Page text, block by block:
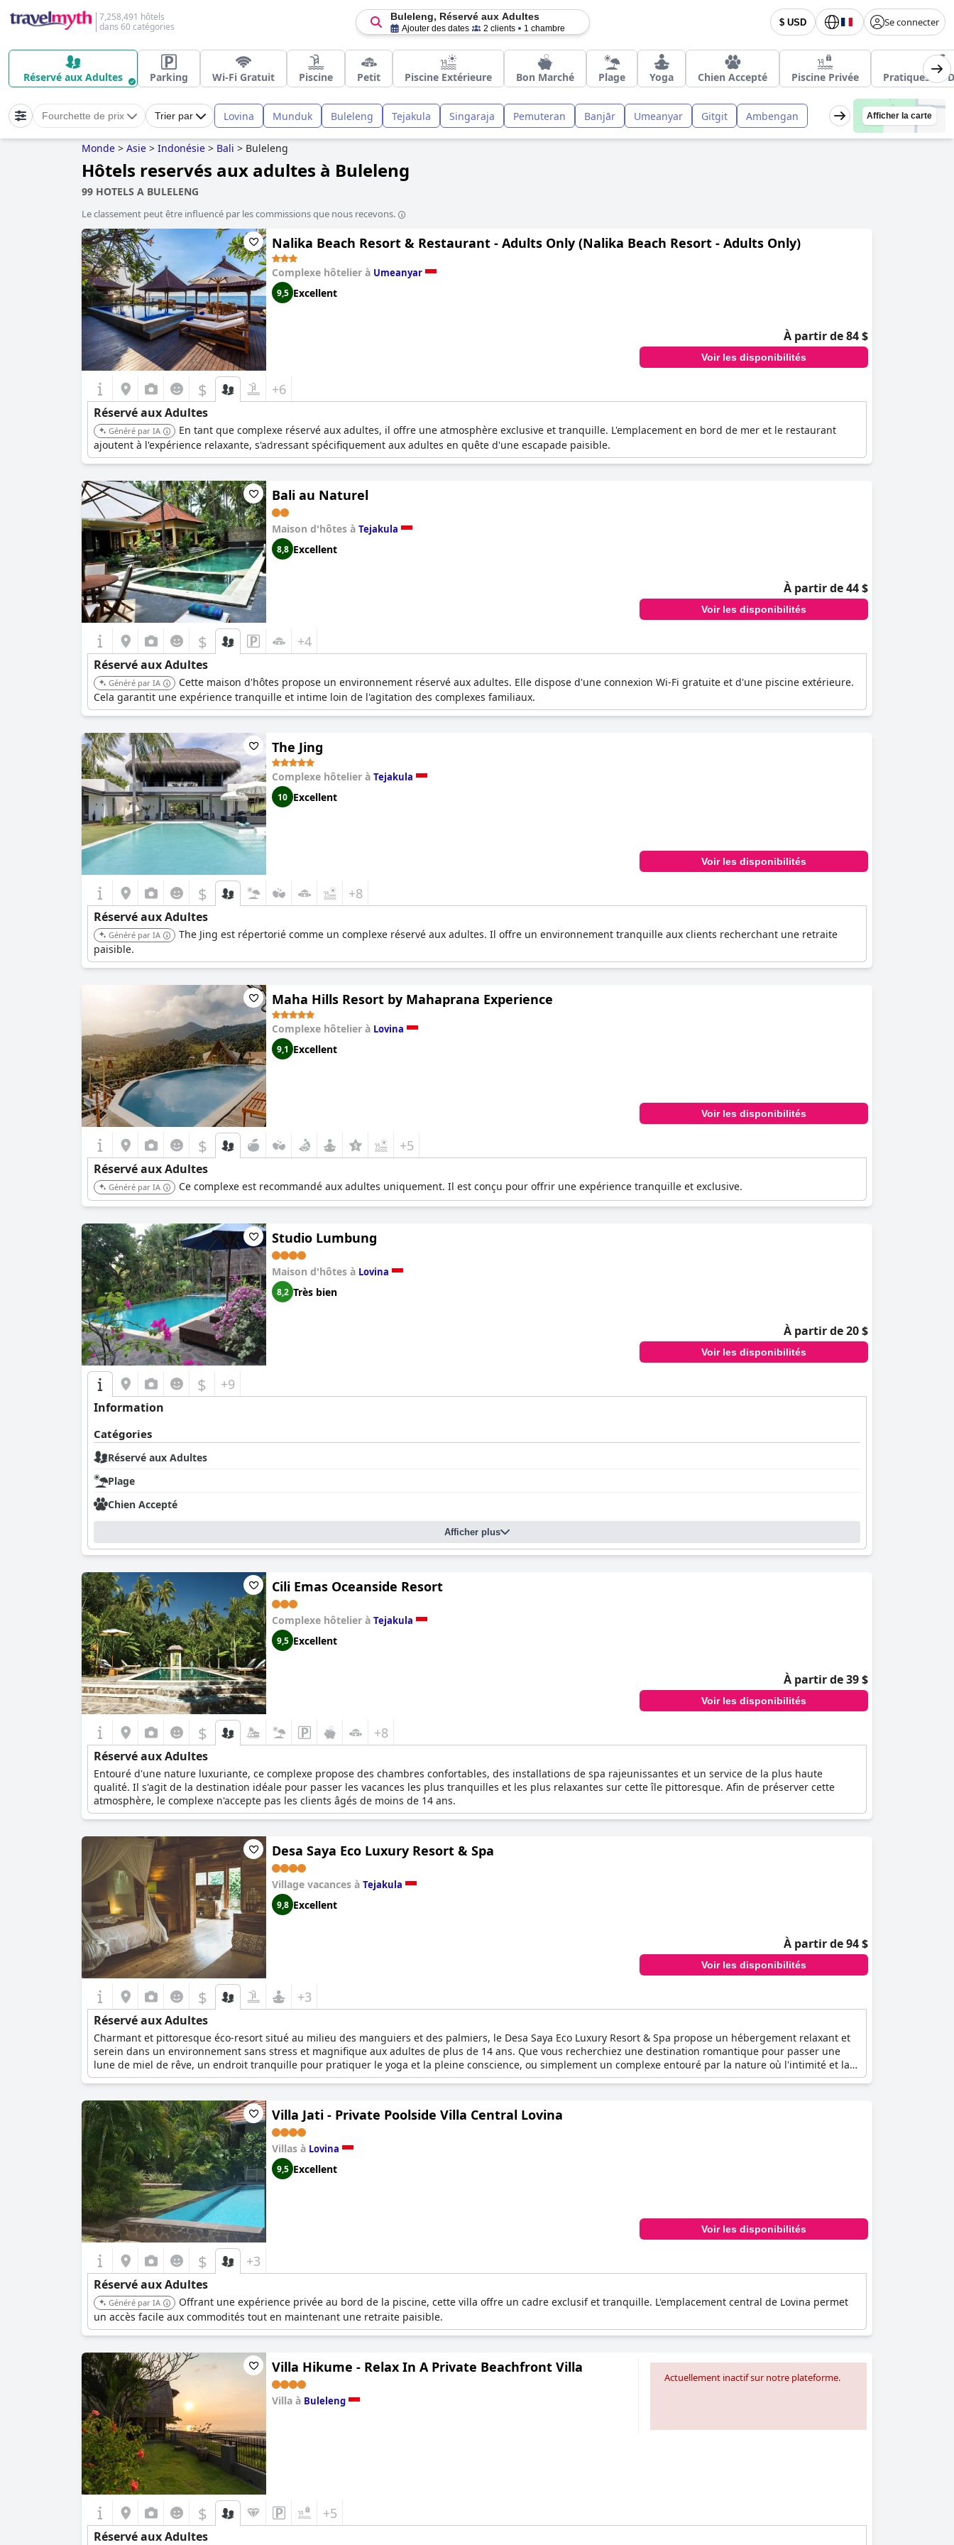
7,258,491 hôtels
dans 60 catégories
$ USD Se connecter
Buleleng, Réservé aux Adultes
Ajouter des dates 2 clients 1 chambre
Réservé aux Adultes Parking Wi-Fi Gratuit Piscine Petit Piscine Extérieure Bon Marché Plage Yoga Chien Accepté Piscine Privée Pratiques de
Fourchette de prix Trier par Lovina Munduk Buleleng Tejakula Singaraja Pemuteran Banjār Umeanyar Gitgit Ambengan Afficher la carte
Monde > Asie > Indonésie > Bali > Buleleng
Hôtels reservés aux adultes à Buleleng
99 HOTELS A BULELENG
Le classement peut être influencé par les commissions que nous recevons.
Nalika Beach Resort & Restaurant - Adults Only (Nalika Beach Resort - Adults Only)
Complexe hôtelier à Umeanyar
9,5 Excellent
À partir de 84 $
Voir les disponibilités
$ +6
Réservé aux Adultes
Généré par IA
En tant que complexe réservé aux adultes, il offre une atmosphère exclusive et tranquille. L'emplacement en bord de mer et le restaurant
ajoutent à l'expérience relaxante, s'adressant spécifiquement aux adultes en quête d'une escapade paisible.
Bali au Naturel
Maison d'hôtes à Tejakula
8,8 Excellent
À partir de 44 $
Voir les disponibilités
$ +4
Réservé aux Adultes
Généré par IA
Cette maison d'hôtes propose un environnement réservé aux adultes. Elle dispose d'une connexion Wi-Fi gratuite et d'une piscine extérieure.
Cela garantit une expérience tranquille et intime loin de l'agitation des complexes familiaux.
The Jing
Complexe hôtelier à Tejakula
10 Excellent
Voir les disponibilités
$ +8
Réservé aux Adultes
Généré par IA
The Jing est répertorié comme un complexe réservé aux adultes. Il offre un environnement tranquille aux clients recherchant une retraite
paisible.
Maha Hills Resort by Mahaprana Experience
Complexe hôtelier à Lovina
9,1 Excellent
Voir les disponibilités
$ +5
Réservé aux Adultes
Généré par IA Ce complexe est recommandé aux adultes uniquement. Il est conçu pour offrir une expérience tranquille et exclusive.
Studio Lumbung
Maison d'hôtes à Lovina
8,2 Très bien
À partir de 20 $
Voir les disponibilités
$ +9
Information
Catégories
Réservé aux Adultes
Plage
Chien Accepté
Afficher plus
Cili Emas Oceanside Resort
Complexe hôtelier à Tejakula
9,5 Excellent
À partir de 39 $
Voir les disponibilités
$ +8
Réservé aux Adultes
Entouré d'une nature luxuriante, ce complexe propose des chambres confortables, des installations de spa rajeunissantes et un service de la plus haute
qualité. Il s'agit de la destination idéale pour passer les vacances les plus tranquilles et les plus relaxantes sur cette île pittoresque. Afin de préserver cette
atmosphère, le complexe n'accepte pas les clients âgés de moins de 14 ans.
Desa Saya Eco Luxury Resort & Spa
Village vacances à Tejakula
9,8 Excellent
À partir de 94 $
Voir les disponibilités
$ +3
Réservé aux Adultes
Charmant et pittoresque éco-resort situé au milieu des manguiers et des palmiers, le Desa Saya Eco Luxury Resort & Spa propose un hébergement relaxant et
serein dans un environnement sans stress et magnifique aux adultes de plus de 14 ans. Que vous recherchiez une destination romantique pour passer une
lune de miel de rêve, un endroit tranquille pour pratiquer le yoga et la pleine conscience, ou simplement un complexe entouré par la nature où l'intimité et la
relaxation sont garanties, ce complexe est le choix idéal pour vous.
Villa Jati - Private Poolside Villa Central Lovina
Villas à Lovina
9,5 Excellent
Voir les disponibilités
$ +3
Réservé aux Adultes
Généré par IA
Offrant une expérience privée au bord de la piscine, cette villa offre un cadre exclusif et tranquille. L'emplacement central de Lovina permet
un accès facile aux commodités tout en maintenant une retraite paisible.
Villa Hikume - Relax In A Private Beachfront Villa
Villa à Buleleng
Actuellement inactif sur notre plateforme.
$ +5
Réservé aux Adultes